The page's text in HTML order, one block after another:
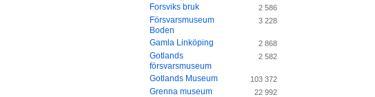
Forsviks bruk 2 586
Försvarsmuseum
Boden
3 228
Gamla Linköping 2 868
Gotlands
försvarsmuseum
2 582
Gotlands Museum 103 372
Grenna museum 22 992